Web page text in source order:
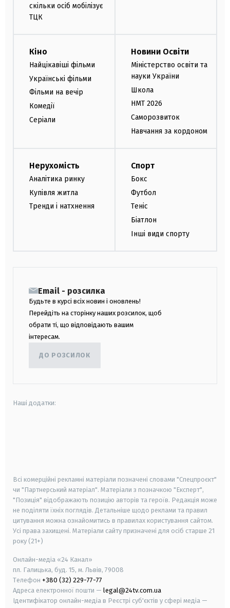
скільки осіб мобілізує
ТЦК
Кіно
Найцікавіші фільми
Українські фільми
Фільми на вечір
Комедії
Серіали
Новини Освіти
Міністерство освіти та
науки України
Школа
НМТ 2026
Саморозвиток
Навчання за кордоном
Нерухомість
Аналітика ринку
Купівля житла
Тренди і натхнення
Спорт
Бокс
Футбол
Теніс
Біатлон
Інші види спорту
Email - розсилка
Будьте в курсі всіх новин і оновлень!
Перейдіть на сторінку наших розсилок, щоб
обрати ті, що відповідають вашим
інтересам.
ДО РОЗСИЛОК
Наші додатки:
Всі комерційні рекламні матеріали позначені словами "Спецпроєкт"
чи "Партнерський матеріал". Матеріали з позначкою "Експерт",
"Позиція" відображають позицію авторів та героїв. Редакція може
не поділяти їхніх поглядів. Детальніше щодо реклами та правил
цитування можна ознайомитись в правилах користування сайтом.
Усі права захищені. Матеріали сайту призначені для осіб старше 21
року (21+)
Онлайн-медіа «24 Канал»
пл. Галицька, буд. 15, м. Львів, 79008
Телефон +380 (32) 229-77-77
Адреса електронної пошти — legal@24tv.com.ua
Ідентифікатор онлайн-медіа в Реєстрі суб'єктів у сфері медіа —